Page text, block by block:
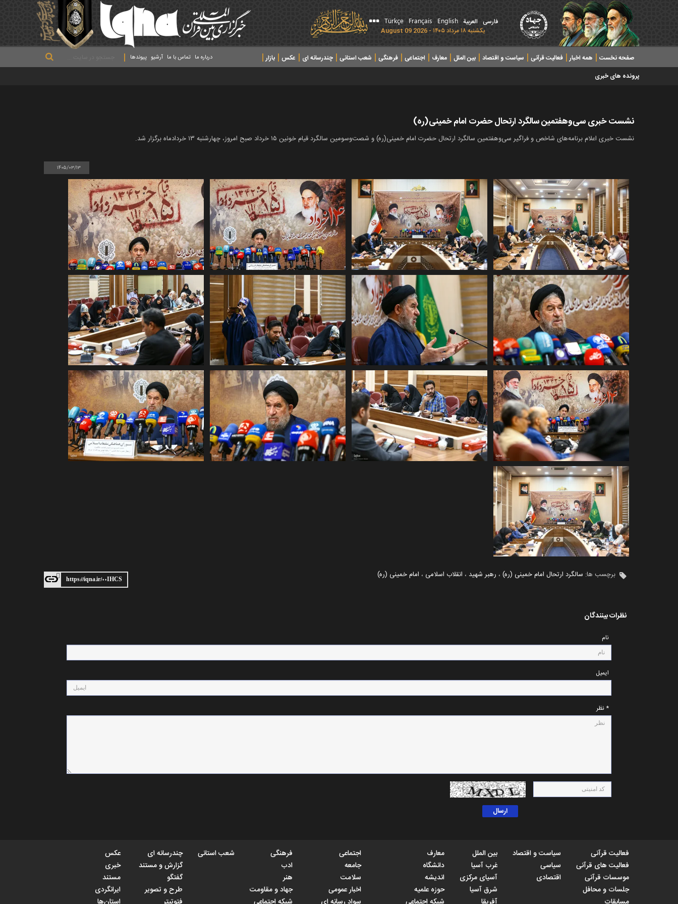
فارسی العربیة English
Français
Türkçe
يکشنبه ۱۸ مرداد ۱۴۰۵ - 2026 August 09
صفحه نخست همه اخبار فعالیت قرآنی سیاست و اقتصاد بین الملل معارف اجتماعی فرهنگی شعب استانی چندرسانه ای عکس
بازار
پرونده های خبری
پیوندها آرشیو تماس با ما درباره ما
نشست خبری سی‌وهفتمین سالگرد ارتحال حضرت امام خمینی(ره)
نشست خبری اعلام برنامه‌های شاخص و فراگیر سی‌وهفتمین سالگرد ارتحال حضرت امام خمینی(ره) و شصت‌وسومین سالگرد قیام خونین ۱۵ خرداد صبح امروز، چهارشنبه ۱۳ خردادماه برگزار شد.
۱۴۰۵/۰۳/۱۳
برچسب ها: سالگرد ارتحال امام خمینی (ره) ، رهبر شهید ، انقلاب اسلامی ، امام خمینی (ره) https://iqna.ir/۰۰IHCS
نظرات بینندگان
نام
ایمیل
* نظر
فعالیت قرآنی
فعالیت های قرآنی
موسسات قرآنی
جلسات و محافل
سیاست و اقتصاد
سیاسی
اقتصادی
بین الملل
غرب آسیا
آسیای مرکزی
شرق آسیا
معارف
دانشگاه
اندیشه
حوزه علمیه
اجتماعی
جامعه
سلامت
اخبار عمومی
فرهنگی
ادب
هنر
جهاد و مقاومت
شعب استانی
چندرسانه ای
گزارش و مستند
گفتگو
طرح و تصویر
عکس
خبری
مستند
ایرانگردی